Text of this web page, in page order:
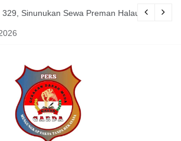
News Indonesia yang Sedang Pemulihan
329, Sinunukan Sewa Preman Halau LSM